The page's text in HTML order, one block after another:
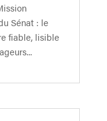
Sénat : le
fiable, lisible